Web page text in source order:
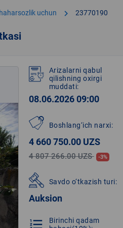
uchun chevron_right 23770190
Arizalarni qabul
qilishning oxirgi
muddati:
08.06.2026 09:00
Boshlang‘ich narxi:
4 660 750.00 UZS
4 807 266.00 UZS -3%
Savdo o‘tkazish turi:
Auksion
format_list_numbered
Birinchi qadam